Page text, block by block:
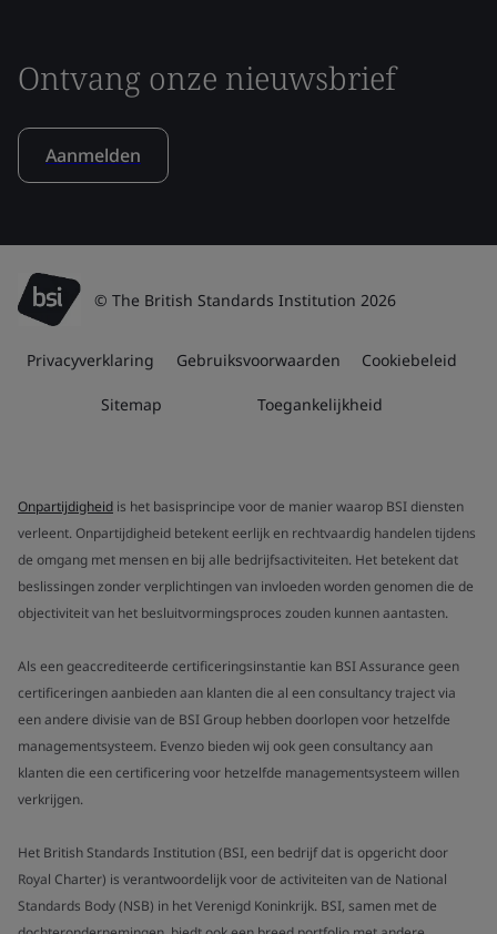
Ontvang onze nieuwsbrief
Aanmelden
© The British Standards Institution 2026
Privacyverklaring Gebruiksvoorwaarden Cookiebeleid
Sitemap Toegankelijkheid
Onpartijdigheid is het basisprincipe voor de manier waarop BSI diensten
verleent. Onpartijdigheid betekent eerlijk en rechtvaardig handelen tijdens
de omgang met mensen en bij alle bedrijfsactiviteiten. Het betekent dat
beslissingen zonder verplichtingen van invloeden worden genomen die de
objectiviteit van het besluitvormingsproces zouden kunnen aantasten.
Als een geaccrediteerde certificeringsinstantie kan BSI Assurance geen
certificeringen aanbieden aan klanten die al een consultancy traject via
een andere divisie van de BSI Group hebben doorlopen voor hetzelfde
managementsysteem. Evenzo bieden wij ook geen consultancy aan
klanten die een certificering voor hetzelfde managementsysteem willen
verkrijgen.
Het British Standards Institution (BSI, een bedrijf dat is opgericht door
Royal Charter) is verantwoordelijk voor de activiteiten van de National
Standards Body (NSB) in het Verenigd Koninkrijk. BSI, samen met de